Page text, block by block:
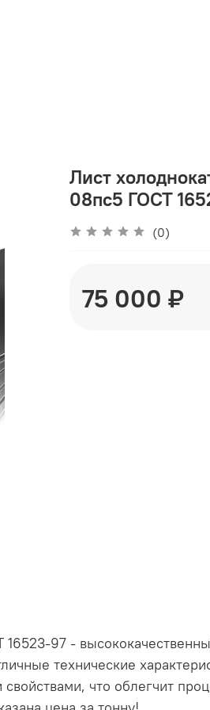
Лист
08пс5 ГОСТ
(0)
75 000 ₽
97 -
технические
что облегчит